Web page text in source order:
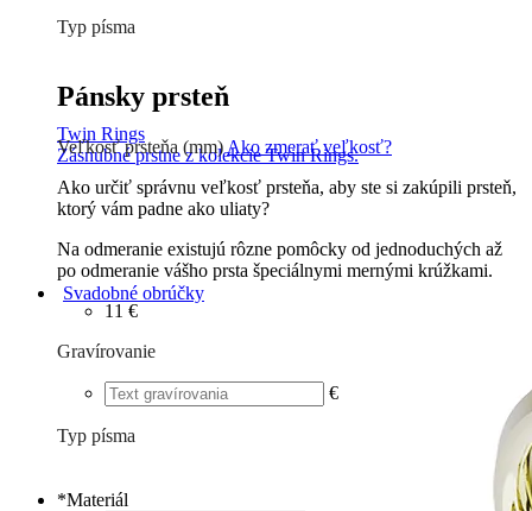
Twin Rings
Zásnubné prstne z kolekcie Twin Rings.
Svadobné obrúčky
Typ písma
Pánsky prsteň
Veľkosť prsteňa (mm) Ako zmerať veľkosť?
Ako určiť správnu veľkosť prsteňa, aby ste si zakúpili prsteň,
ktorý vám padne ako uliaty?
Na odmeranie existujú rôzne pomôcky od jednoduchých až
po odmeranie vášho prsta špeciálnymi mernými krúžkami.
11 €
Gravírovanie
€
Typ písma
*Materiál